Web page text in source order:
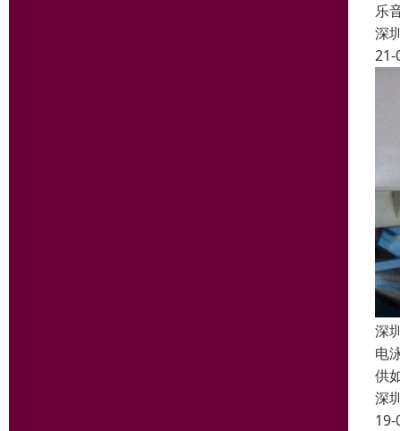
乐
深
21-
深
电
供
深
19-